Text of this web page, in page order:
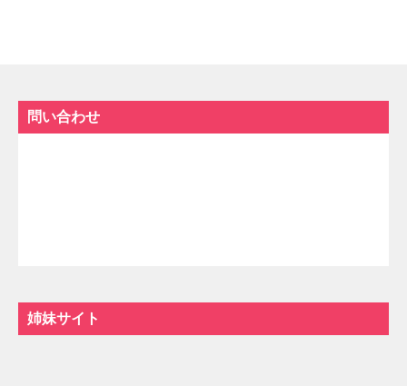
問い合わせ
姉妹サイト